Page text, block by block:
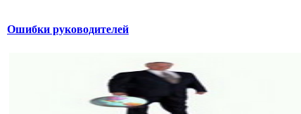
Ошибки руководителей